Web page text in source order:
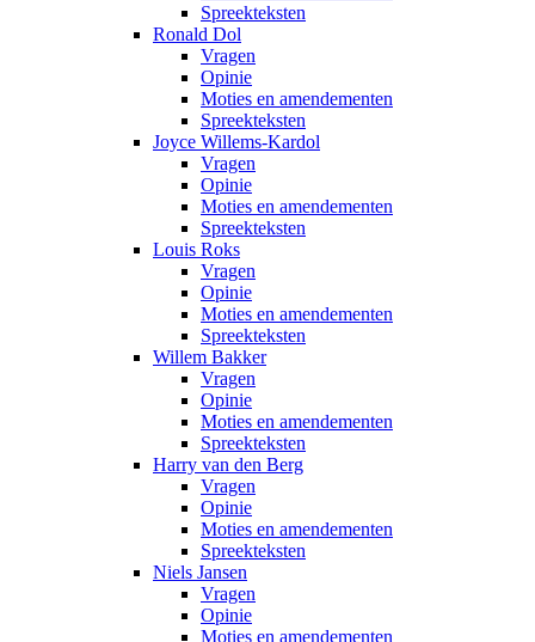
Spreekteksten
Ronald Dol
Vragen
Opinie
Moties en amendementen
Spreekteksten
Joyce Willems-Kardol
Vragen
Opinie
Moties en amendementen
Spreekteksten
Louis Roks
Vragen
Opinie
Moties en amendementen
Spreekteksten
Willem Bakker
Vragen
Opinie
Moties en amendementen
Spreekteksten
Harry van den Berg
Vragen
Opinie
Moties en amendementen
Spreekteksten
Niels Jansen
Vragen
Opinie
Moties en amendementen